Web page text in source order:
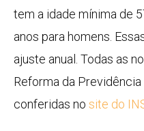
tem a idade mínima de
anos para homens.
ajuste anual. Todas as
Reforma da
conferidas no site do